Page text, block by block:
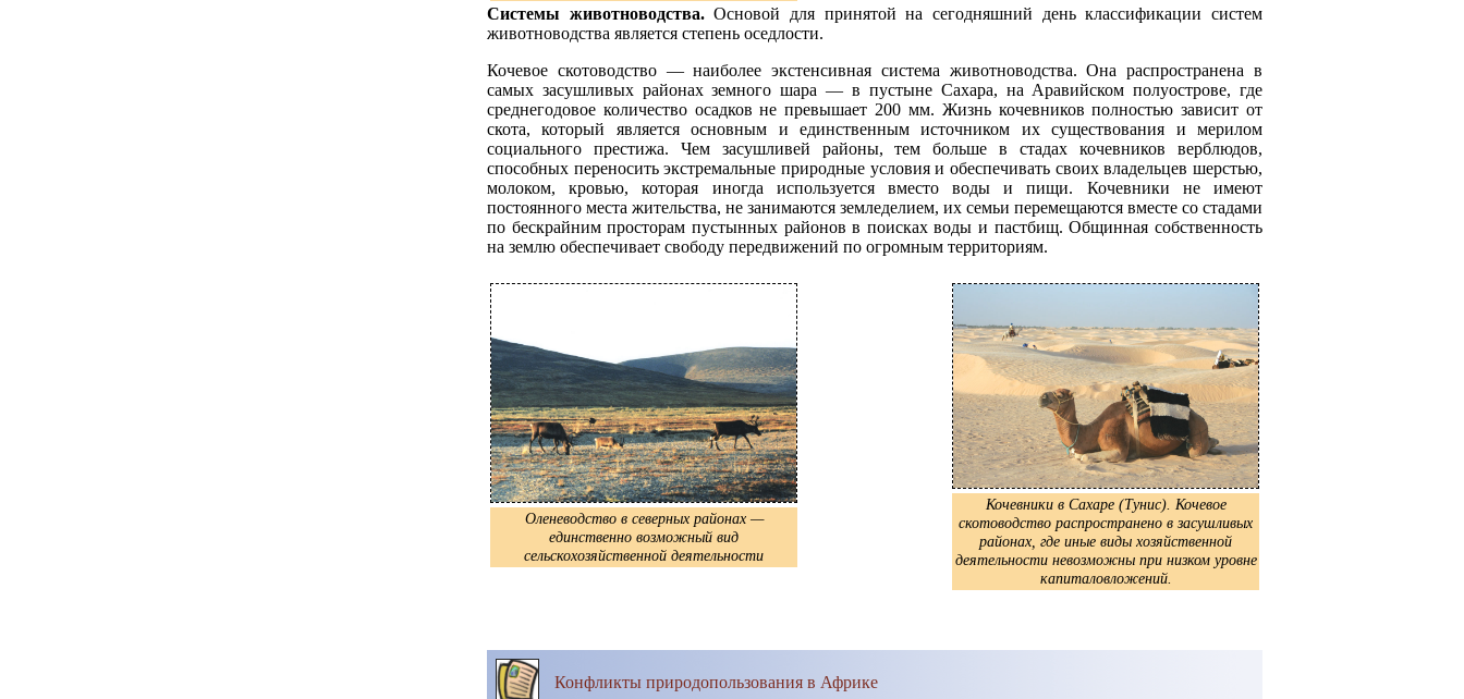
Системы животноводства.Основой для принятой на сегодняшний день классификации систем
животноводства является степень оседлости.
Кочевое скотоводство — наиболее экстенсивная система животноводства. Она распространена в
самых засушливых районах земного шара — в пустыне Сахара, на Аравийском полуострове, где
среднегодовое количество осадков не превышает 200 мм. Жизнь кочевников полностью зависит от
скота, который является основным и единственным источником их существования и мерилом
социального престижа. Чем засушливей районы, тем больше в стадах кочевников верблюдов,
способных переносить экстремальные природные условия и обеспечивать своих владельцев шерстью,
молоком, кровью, которая иногда используется вместо воды и пищи. Кочевники не имеют
постоянного места жительства, не занимаются земледелием, их семьи перемещаются вместе со стадами
по бескрайним просторам пустынных районов в поисках воды и пастбищ. Общинная собственность
на землю обеспечивает свободу передвижений по огромным территориям.
Оленеводство в северных районах —
единственно возможный вид
сельскохозяйственной деятельности
Кочевники в Сахаре (Тунис). Кочевое
скотоводство распространено в засушливых
районах, где иные виды хозяйственной
деятельности невозможны при низком уровне
капиталовложений.
Конфликты природопользования в Африке